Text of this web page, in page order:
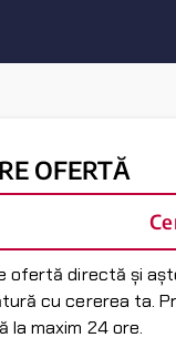
OFERTĂ
ofertă directă și
cu cererea ta.
la maxim 24 ore.